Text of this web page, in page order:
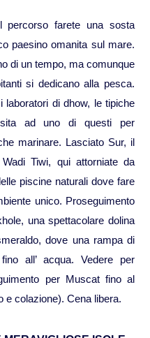
percorso farete una sosta
paesino omanita sul mare.
di un tempo, ma comunque
si dedicano alla pesca.
laboratori di dhow, le tipiche
ad uno di questi per
marinare. Lasciato Sur, il
Tiwi, qui attorniate da
piscine naturali dove fare
unico. Proseguimento
una spettacolare dolina
dove una rampa di
all’ acqua. Vedere per
per Muscat fino al
e colazione). Cena libera.